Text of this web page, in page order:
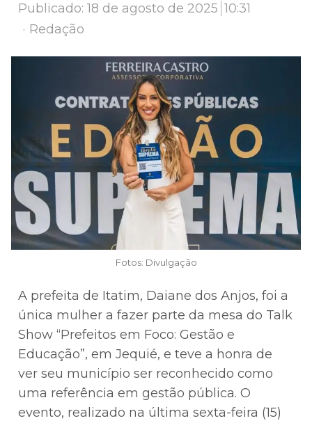
Publicado:18 de agosto de 2025 10:31
Author
Redação
Fotos: Divulgação
A prefeita de Itatim, Daiane dos Anjos, foi a
única mulher a fazer parte da mesa do Talk
Show “Prefeitos em Foco: Gestão e
Educação”, em Jequié, e teve a honra de
ver seu município ser reconhecido como
uma referência em gestão pública. O
evento, realizado na última sexta-feira (15)